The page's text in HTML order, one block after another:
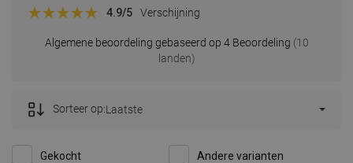
Algemene beoordeling gebaseerd op 4 Beoordeling (10
landen)
4.9/5 Verschijning
Gekocht Andere varianten
Sorteer op:Laatste